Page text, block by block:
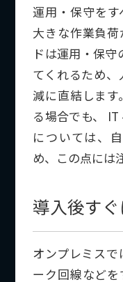
運用・保守をす
大きな作業負
ドは運用・保
てくれるため
減に直結しま
る場合でも、
については、
め、この点には
導入後す
オンプレミス
ーク回線など